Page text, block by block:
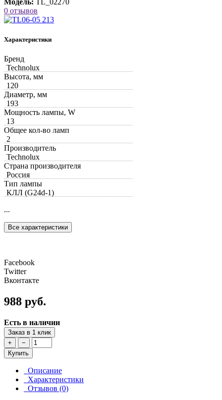
Модель: TL_02270
0 отзывов
Характеристики
Бренд
Technolux
Высота, мм
120
Диаметр, мм
193
Мощность лампы, W
13
Общее кол-во ламп
2
Производитель
Technolux
Страна производителя
Россия
Тип лампы
КЛЛ (G24d-1)
...
Все характеристики
Facebook
Twitter
Вконтакте
988 руб.
Есть в наличии
Заказ в 1 клик
+
−
Купить
Описание
Характеристики
Отзывов (0)